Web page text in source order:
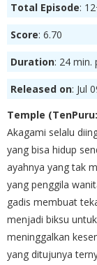
Total Episode:
Score: 6.70
Duration: 24 min.
Released on: Jul
Temple
Akagami selalu
yang bisa hidup
ayahnya yang tak
yang penggila
gadis membuat
menjadi biksu
meninggalkan
yang ditujunya